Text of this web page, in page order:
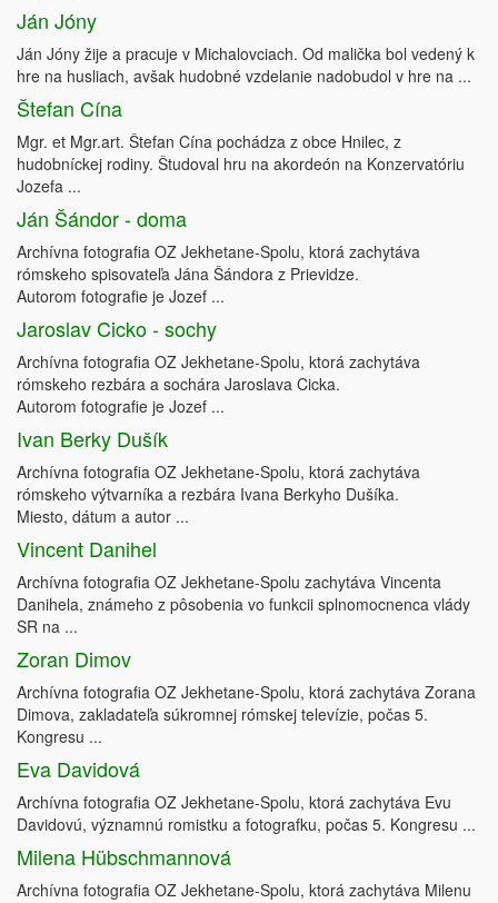
Ján Jóny
Ján Jóny žije a pracuje v Michalovciach. Od malička bol vedený k
hre na husliach, avšak hudobné vzdelanie nadobudol v hre na ...
Štefan Cína
Mgr. et Mgr.art. Štefan Cína pochádza z obce Hnilec, z
hudobníckej rodiny. Študoval hru na akordeón na Konzervatóriu
Jozefa ...
Ján Šándor - doma
Archívna fotografia OZ Jekhetane-Spolu, ktorá zachytáva
rómskeho spisovateľa Jána Šándora z Prievidze.
Autorom fotografie je Jozef ...
Jaroslav Cicko - sochy
Archívna fotografia OZ Jekhetane-Spolu, ktorá zachytáva
rómskeho rezbára a sochára Jaroslava Cicka.
Autorom fotografie je Jozef ...
Ivan Berky Dušík
Archívna fotografia OZ Jekhetane-Spolu, ktorá zachytáva
rómskeho výtvarníka a rezbára Ivana Berkyho Dušíka.
Miesto, dátum a autor ...
Vincent Danihel
Archívna fotografia OZ Jekhetane-Spolu zachytáva Vincenta
Danihela, známeho z pôsobenia vo funkcii splnomocnenca vlády
SR na ...
Zoran Dimov
Archívna fotografia OZ Jekhetane-Spolu, ktorá zachytáva Zorana
Dimova, zakladateľa súkromnej rómskej televízie, počas 5.
Kongresu ...
Eva Davidová
Archívna fotografia OZ Jekhetane-Spolu, ktorá zachytáva Evu
Davidovú, významnú romistku a fotografku, počas 5. Kongresu ...
Milena Hübschmannová
Archívna fotografia OZ Jekhetane-Spolu, ktorá zachytáva Milenu